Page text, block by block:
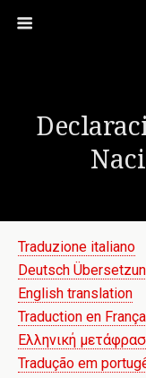
Traduzione italiano
Deutsch
English translation
Traduction en
Ελληνική
Tradução em